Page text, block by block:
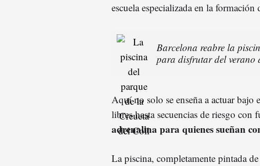
escuela especializada en la
Barcelona reabre la
para disfrutar del verano
Aquí no solo se enseña a actuar bajo
libres hasta secuencias de riesgo con
adrenalina para quienes sueñan
La piscina, completamente pintada